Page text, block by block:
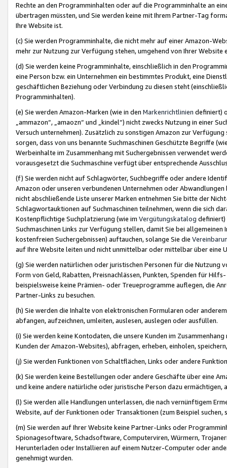
Rechte an den Programminhalten oder auf die Programminhalte an
übertragen müssten, und Sie werden keine mit Ihrem Partner-Tag
Ihre Website ist.
(c) Sie werden Programminhalte, die nicht mehr auf einer Amazon-
mehr zur Nutzung zur Verfügung stehen, umgehend von Ihrer
(d) Sie werden keine Programminhalte, einschließlich in den
eine Person bzw. ein Unternehmen ein bestimmtes Produkt, eine
geschäftlichen Beziehung oder Verbindung zu diesen steht
Programminhalten).
(e) Sie werden Amazon-Marken (wie in den Markenrichtlinien definiert)
„ammazon“, „amaozn“ und „kindel“) nicht zwecks Nutzung in einer
Versuch unternehmen). Zusätzlich zu sonstigen Amazon zur
sorgen, dass von uns benannte Suchmaschinen Geschützte Begriffe
Werbeinhalte im Zusammenhang mit Suchergebnissen verwendet
vorausgesetzt die Suchmaschine verfügt über entsprechende
(f) Sie werden nicht auf Schlagwörter, Suchbegriffe oder andere
Amazon oder unseren verbundenen Unternehmen oder
nicht abschließende Liste unserer Marken entnehmen Sie bitte der
Schlagwortauktionen auf Suchmaschinen teilnehmen, wenn die sich
Kostenpflichtige Suchplatzierung (wie im Vergütungskatalog definiert)
Suchmaschinen Links zur Verfügung stellen, damit Sie bei
kostenfreien Suchergebnissen) auftauchen, solange Sie die
auf Ihre Website leiten und nicht unmittelbar oder mittelbar über eine
(g) Sie werden natürlichen oder juristischen Personen für die Nutzung
Form von Geld, Rabatten, Preisnachlässen, Punkten, Spenden für
beispielsweise keine Prämien- oder Treueprogramme auflegen, die
Partner-Links zu besuchen.
(h) Sie werden die Inhalte von elektronischen Formularen oder
abfangen, aufzeichnen, umleiten, auslesen, auslegen oder ausfüllen.
(i) Sie werden keine Kontodaten, die unsere Kunden im
Kunden der Amazon-Websites), abfragen, erheben, einholen,
(j) Sie werden Funktionen von Schaltflächen, Links oder andere
(k) Sie werden keine Bestellungen oder andere Geschäfte über eine
und keine andere natürliche oder juristische Person dazu
(l) Sie werden alle Handlungen unterlassen, die nach vernünftigem
Website, auf der Funktionen oder Transaktionen (zum Beispiel
(m) Sie werden auf Ihrer Website keine Partner-Links oder
Spionagesoftware, Schadsoftware, Computerviren, Würmern,
Herunterladen oder Installieren auf einem Nutzer-Computer oder
genehmigt wurden.